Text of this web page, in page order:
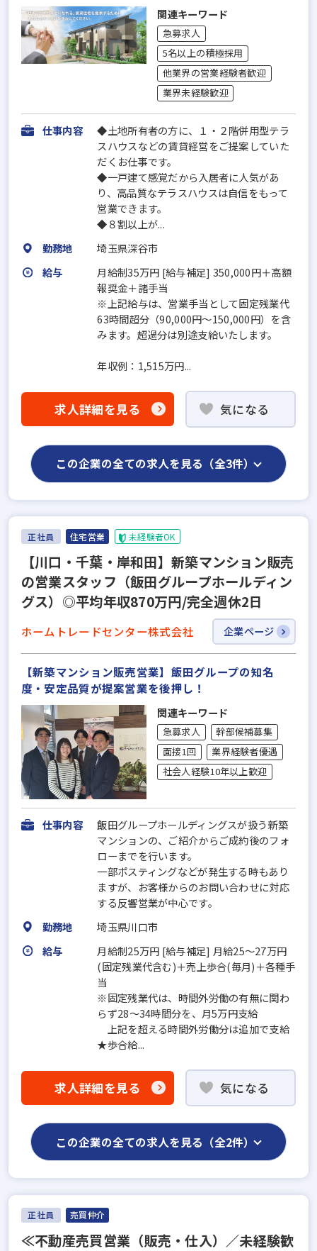
関連キーワード
急募求人
5名以上の積極採用
他業界の営業経験者歓迎
業界未経験歓迎
仕事内容
◆土地所有者の方に、１・２階併用型テラ
スハウスなどの賃貸経営をご提案していた
だくお仕事です。
◆一戸建て感覚だから入居者に人気があ
り、高品質なテラスハウスは自信をもって
営業できます。
◆８割以上が...
勤務地
埼玉県深谷市
給与
月給制35万円 [給与補足] 350,000円＋高額
報奨金＋諸手当
※上記給与は、営業手当として固定残業代
63時間超分（90,000円〜150,000円）を含
みます。超過分は別途支給いたします。
年収例：1,515万円...
求人詳細を見る 気になる
この企業の全ての求人を見る（全3件）
正社員 住宅営業 未経験者OK
【川口・千葉・岸和田】新築マンション販売
の営業スタッフ（飯田グループホールディン
グス）◎平均年収870万円/完全週休2日
ホームトレードセンター株式会社 企業ページ
【新築マンション販売営業】飯田グループの知名
度・安定品質が提案営業を後押し！
関連キーワード
急募求人
幹部候補募集
面接1回
業界経験者優遇
社会人経験10年以上歓迎
仕事内容
飯田グループホールディングスが扱う新築
マンションの、ご紹介からご成約後のフォ
ローまでを行います。
一部ポスティングなどが発生する時もあり
ますが、お客様からのお問い合わせに対応
する反響営業が中心です。
勤務地
埼玉県川口市
給与
月給制25万円 [給与補足] 月給25～27万円
(固定残業代含む)＋売上歩合(毎月)＋各種手
当
※固定残業代は、時間外労働の有無に関わ
らず28～34時間分を、月5万円支給
上記を超える時間外労働分は追加で支給
★歩合給...
求人詳細を見る 気になる
この企業の全ての求人を見る（全2件）
正社員 売買仲介
≪不動産売買営業（販売‧仕⼊）／未経験歓